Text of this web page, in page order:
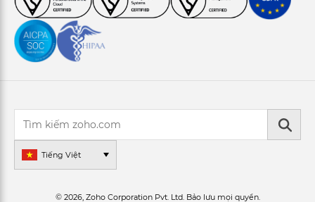
Tiếng Việt
© 2026, Zoho Corporation Pvt. Ltd. Bảo lưu mọi quyền.